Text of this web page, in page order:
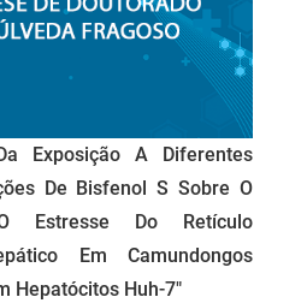
Exposição A Diferentes
De Bisfenol S Sobre O
Estresse Do Retículo
Em Camundongos
Hepatócitos Huh-7"